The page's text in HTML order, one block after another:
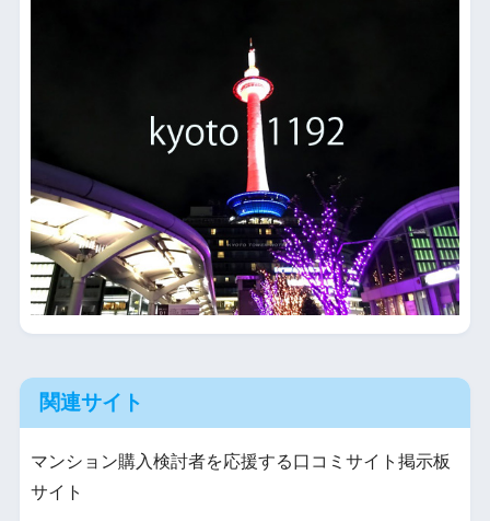
関連サイト
マンション購入検討者を応援する口コミサイト掲示板
サイト